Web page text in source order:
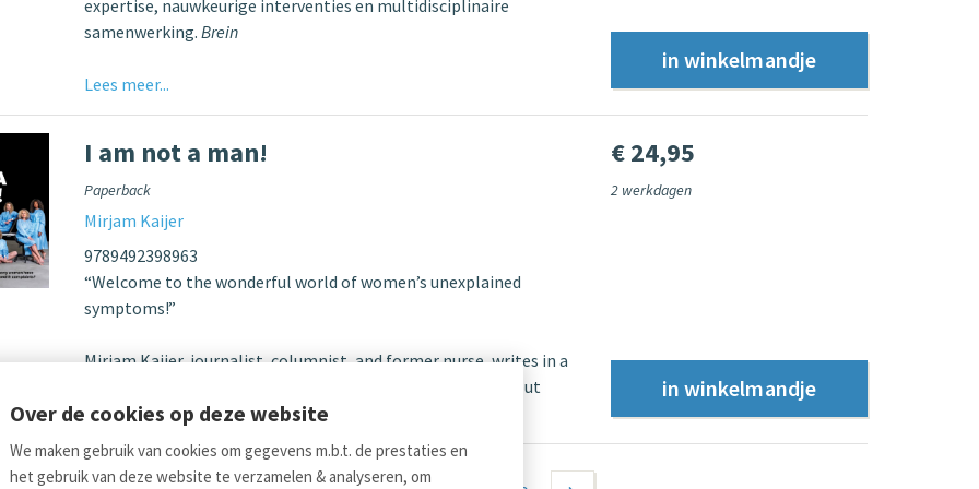
expertise, nauwkeurige interventies en multidisciplinaire
samenwerking. Brein
Lees meer...
I am not a man!
Paperback
Mirjam Kaijer
9789492398963
“Welcome to the wonderful world of women’s unexplained
symptoms!”
Mirjam Kaijer, journalist, columnist, and former nurse, writes in a
light yet incisive style about her search for a diagnosis; about
bureaucracy, the gaps in the healthcare
€ 24,95
2 werkdagen
Over de cookies op deze website
We maken gebruik van cookies om gegevens m.b.t. de prestaties en
het gebruik van deze website te verzamelen & analyseren, om